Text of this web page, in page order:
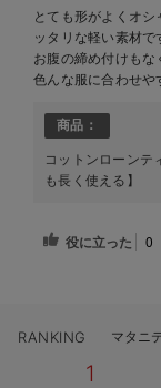
とても形がよくオ
ッタリな軽い素材で
お腹の締め付けもな
色んな服に合わせや
商品：
コットンローン
も長く使える】
役に立った 0
RANKING マタニ
1